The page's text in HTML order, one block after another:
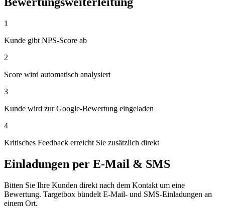
1
Kunde gibt NPS-Score ab
2
Score wird automatisch analysiert
3
Kunde wird zur Google-Bewertung eingeladen
4
Kritisches Feedback erreicht Sie zusätzlich direkt
Einladungen per E-Mail & SMS
Bitten Sie Ihre Kunden direkt nach dem Kontakt um eine
Bewertung. Targetbox bündelt E-Mail- und SMS-Einladungen an
einem Ort.